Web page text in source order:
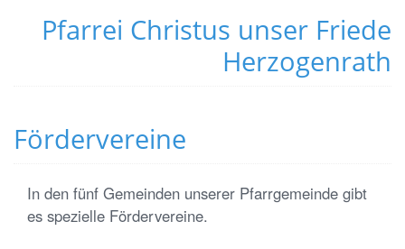
Pfarrei Christus unser Friede
Herzogenrath
Fördervereine
In den fünf Gemeinden unserer Pfarrgemeinde gibt
es spezielle Fördervereine.